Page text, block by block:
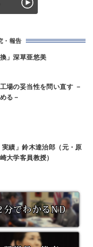
・報告
」深草亜悠美
場の妥当性を問い直す －
る－
実績」鈴木達治郎（元・原
大学客員教授）